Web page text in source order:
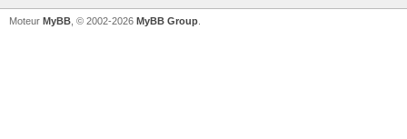
Moteur MyBB , © 2002-2026 MyBB Group